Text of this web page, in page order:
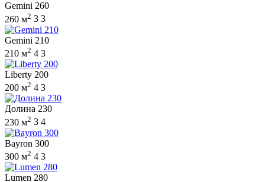
Gemini 260
260 м2 3 3
Gemini 210
210 м2 4 3
Liberty 200
200 м2 4 3
Долина 230
230 м2 3 4
Bayron 300
300 м2 4 3
Lumen 280